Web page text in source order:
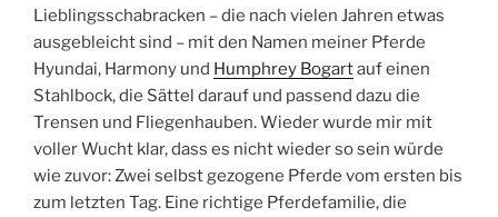
Lieblingsschabracken – die nach vielen Jahren etwas
ausgebleicht sind – mit den Namen meiner Pferde
Hyundai, Harmony und Humphrey Bogartauf einen
Stahlbock, die Sättel darauf und passend dazu die
Trensen und Fliegenhauben. Wieder wurde mir mit
voller Wucht klar, dass es nicht wieder so sein würde
wie zuvor: Zwei selbst gezogene Pferde vom ersten bis
zum letzten Tag. Eine richtige Pferdefamilie, die